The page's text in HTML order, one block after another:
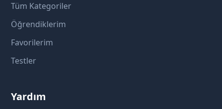
Tüm Kategoriler
Öğrendiklerim
Favorilerim
Testler
Yardım